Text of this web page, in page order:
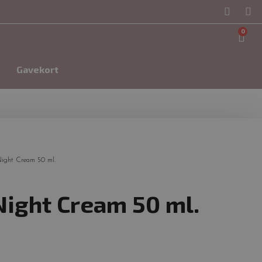
0
Gavekort
Cream 50 ml.
Cream 50 ml.